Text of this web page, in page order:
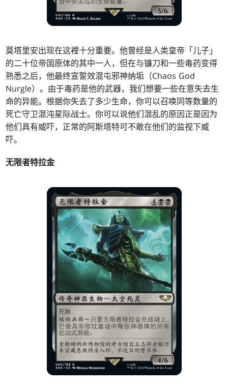
莫塔里安出现在这裡十分重要。他曾经是人类皇帝「儿子」
的二十位帝国原体的其中一人，但在与镰刀和一些毒药变得
熟悉之后，他最终宣誓效混屯邪神纳垢（Chaos God
Nurgle）。由于毒药是他的武器，我们想要一些在意失去生
命的异能。根据你失去了多少生命，你可以召唤同等数量的
死亡守卫混沌星际战士。你可以说他们混乱的原因正是因为
他们具有威吓，正常的阿斯塔特可不敢在他们的监视下威
吓。
无限者特拉金